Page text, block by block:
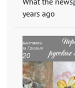
years ago